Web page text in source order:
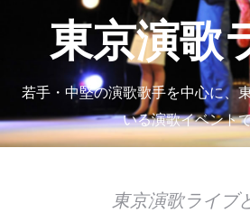
東京演歌
若手・中堅の演歌歌手を中心に、
いる演歌イベント
東京演歌ライブ